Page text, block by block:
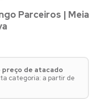
Parceiros | Meia
preço de atacado
categoria: a partir de